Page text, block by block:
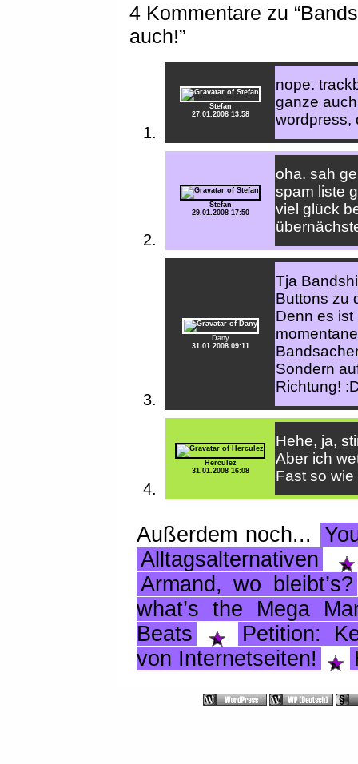
4 Kommentare zu
auch!”
Stefan
27.01.2008 13:58
nope.
ganze
wordpress,
Stefan
29.01.2008 17:50
oha. sah
spam liste
viel glück
Dany
31.01.2008 09:11
Tja
Buttons zu
Denn es
Sondern
Richtung!
Herculez
31.01.2008 16:08
Hehe, ja,
Aber ich
Fast so
Außerdem noch...
Alltagsalternativen
Armand, wo bleibt’s?
what’s the Mega
Beats
Petition:
von Internetseiten!